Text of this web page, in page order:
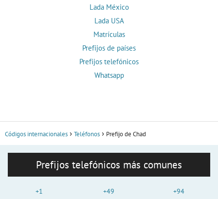
Lada México
Lada USA
Matrículas
Prefijos de países
Prefijos telefónicos
Whatsapp
Códigos internacionales Teléfonos Prefijo de Chad
Prefijos telefónicos más comunes
+1
+49
+94